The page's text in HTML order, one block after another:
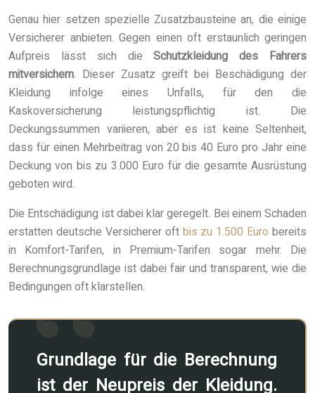
Genau hier setzen spezielle Zusatzbausteine an, die einige
Versicherer anbieten. Gegen einen oft erstaunlich geringen
Aufpreis lässt sich dieSchutzkleidung des Fahrers
mitversichern. Dieser Zusatz greift bei Beschädigung der
Kleidung infolge eines Unfalls, für den die
Kaskoversicherung leistungspflichtig ist. Die
Deckungssummen variieren, aber es ist keine Seltenheit,
dass für einen Mehrbeitrag von 20 bis 40 Euro pro Jahr eine
Deckung von bis zu 3.000 Euro für die gesamte Ausrüstung
geboten wird.
Die Entschädigung ist dabei klar geregelt. Bei einem Schaden
erstatten deutsche Versicherer oft bis zu 1.500 Euro bereits
in Komfort-Tarifen, in Premium-Tarifen sogar mehr. Die
Berechnungsgrundlage ist dabei fair und transparent, wie die
Bedingungen oft klarstellen.
Grundlage für die Berechnung
ist der Neupreis der Kleidung.